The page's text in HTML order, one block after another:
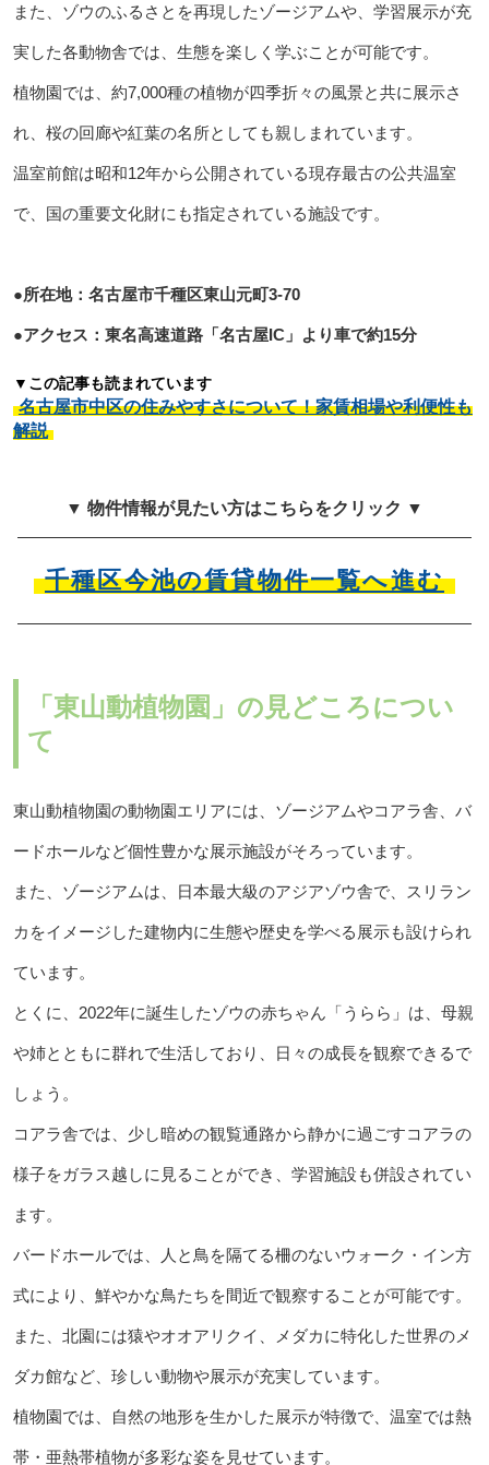
また、ゾウのふるさとを再現したゾージアムや、学習展示が充
実した各動物舎では、生態を楽しく学ぶことが可能です。
植物園では、約7,000種の植物が四季折々の風景と共に展示さ
れ、桜の回廊や紅葉の名所としても親しまれています。
温室前館は昭和12年から公開されている現存最古の公共温室
で、国の重要文化財にも指定されている施設です。
●所在地：名古屋市千種区東山元町3-70
●アクセス：東名高速道路「名古屋IC」より車で約15分
▼この記事も読まれています
名古屋市中区の住みやすさについて！家賃相場や利便性も
解説
▼ 物件情報が見たい方はこちらをクリック ▼
千種区今池の賃貸物件一覧へ進む
「東山動植物園」の見どころについ
て
東山動植物園の動物園エリアには、ゾージアムやコアラ舎、バ
ードホールなど個性豊かな展示施設がそろっています。
また、ゾージアムは、日本最大級のアジアゾウ舎で、スリラン
カをイメージした建物内に生態や歴史を学べる展示も設けられ
ています。
とくに、2022年に誕生したゾウの赤ちゃん「うらら」は、母親
や姉とともに群れで生活しており、日々の成長を観察できるで
しょう。
コアラ舎では、少し暗めの観覧通路から静かに過ごすコアラの
様子をガラス越しに見ることができ、学習施設も併設されてい
ます。
バードホールでは、人と鳥を隔てる柵のないウォーク・イン方
式により、鮮やかな鳥たちを間近で観察することが可能です。
また、北園には猿やオオアリクイ、メダカに特化した世界のメ
ダカ館など、珍しい動物や展示が充実しています。
植物園では、自然の地形を生かした展示が特徴で、温室では熱
帯・亜熱帯植物が多彩な姿を見せています。